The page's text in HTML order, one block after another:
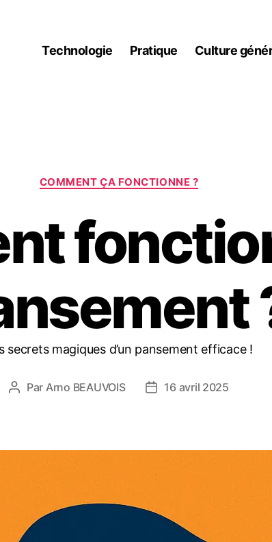
Technologie Pratique Culture
Catégories
COMMENT ÇA FONCTIONNE ?
secrets magiques d’un pansement efficace !
Auteur
Par Arno BEAUVOIS
Date16 avril 2025